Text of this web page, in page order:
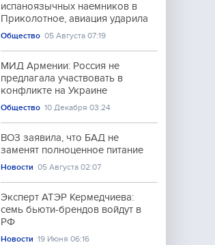
испаноязычных наемников в
Приколотное, авиация ударила
Общество 05 Августа 07:19
МИД Армении: Россия не
предлагала участвовать в
конфликте на Украине
Общество 10 Декабря 03:24
ВОЗ заявила, что БАД не
заменят полноценное питание
Новости 05 Августа 02:07
Эксперт АТЭР Кермедчиева:
семь бьюти-брендов войдут в
РФ
Новости 19 Июня 06:16